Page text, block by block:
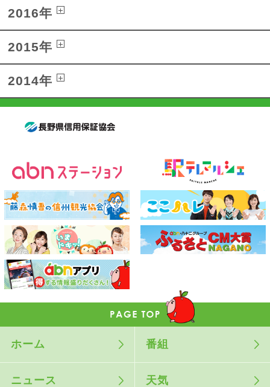
2016年
2015年
2014年
ホーム 番組
ニュース 天気